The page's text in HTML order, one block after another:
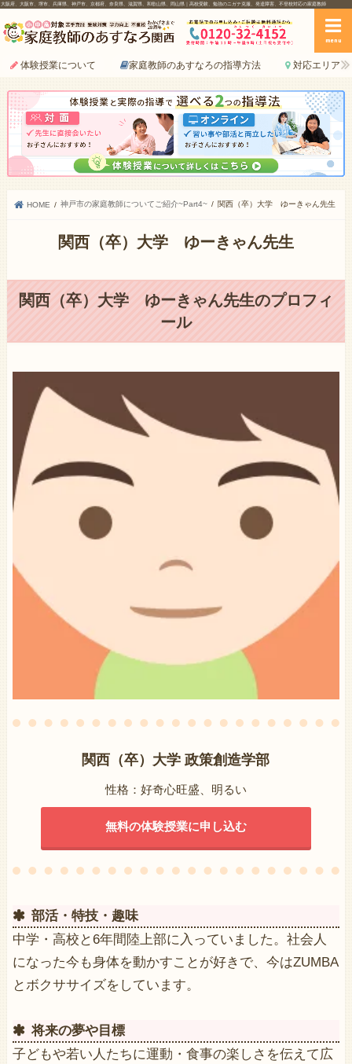
大阪府、大阪市、堺市、兵庫県、神戸市、京都府、奈良県、滋賀県、和歌山県、岡山県｜高校受験、勉強のニガテ克服、発達障害、不登校対応の家庭教師
menu
体験授業について 家庭教師のあすなろの指導方法 対応エリア
HOME 神戸市の家庭教師についてご紹介~Part4~ 関西（卒）大学 ゆーきゃん先生
関西（卒）大学 ゆーきゃん先生
関西（卒）大学 ゆーきゃん先生のプロフィ
ール
関西（卒）大学 政策創造学部
性格：好奇心旺盛、明るい
無料の体験授業に申し込む
部活・特技・趣味
中学・高校と6年間陸上部に入っていました。社会人
になった今も身体を動かすことが好きで、今はZUMBA
とボクササイズをしています。
将来の夢や目標
子どもや若い人たちに運動・食事の楽しさを伝えて広